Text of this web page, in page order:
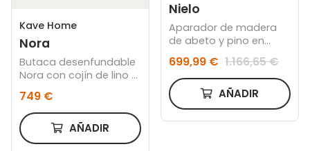
Kave Home
Nora
Butaca desenfundable
Nora con cojín de lino y
749 €
AÑADIR
Nielo
Aparador de madera
de abeto y pino en
tono roble medio
152x42cm
699,99 € 1.166,65 €
AÑADIR